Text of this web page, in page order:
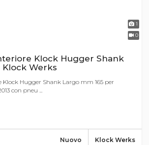
1
0
Klock Hugger Shank
Klock Werks
Hugger Shank Largo mm 165 per
con pneu ...
Klock Werks
Nuovo